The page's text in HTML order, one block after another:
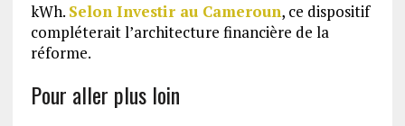
kWh. Selon Investir au Cameroun, ce dispositif
compléterait l’architecture financière de la
réforme.
Pour aller plus loin